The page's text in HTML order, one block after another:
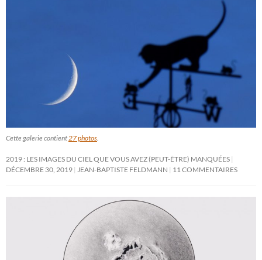
Cette galerie contient 27 photos
2019 : LES IMAGES DU CIEL QUE VOUS AVEZ (PEUT-ÊTRE) MANQUÉES
DÉCEMBRE 30, 2019
JEAN-BAPTISTE FELDMANN 11 COMMENTAIRES